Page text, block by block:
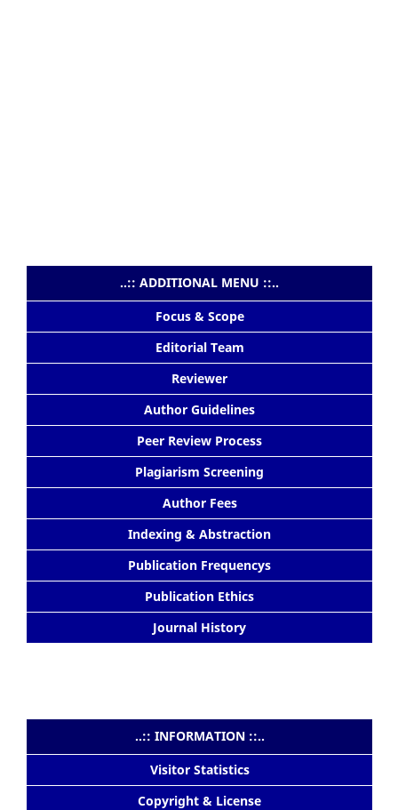
..:: ADDITIONAL MENU ::..
Focus & Scope
Editorial Team
Reviewer
Author Guidelines
Peer Review Process
Plagiarism Screening
Author Fees
Indexing & Abstraction
Publication Frequencys
Publication Ethics
Journal History
..:: INFORMATION ::..
Visitor Statistics
Copyright & License